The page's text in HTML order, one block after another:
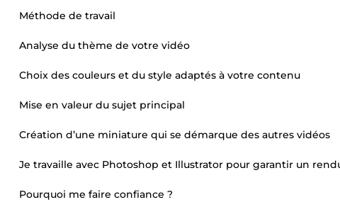
Méthode de travail
Analyse du thème de votre vidéo
Choix des couleurs et du style adaptés à votre contenu
Mise en valeur du sujet principal
Création d’une miniature qui se démarque des autres vidéos
Je travaille avec Photoshop et Illustrator pour garantir un
Pourquoi me faire confiance ?